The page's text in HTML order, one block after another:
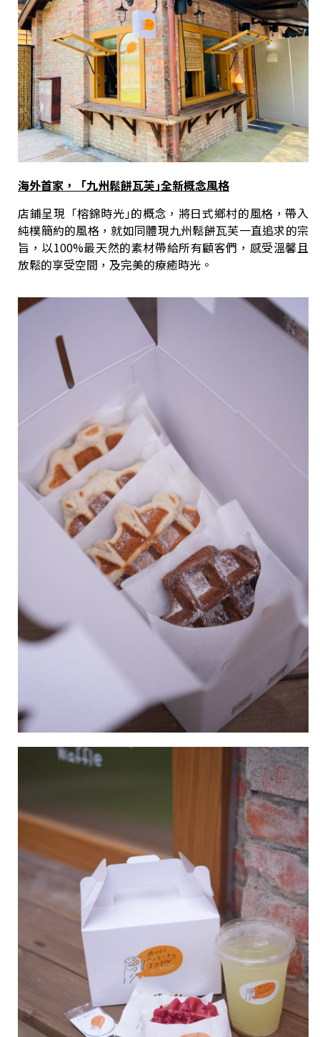
海外首家，「九州鬆餅瓦芙｣全新概念風格
店鋪呈現「榕錦時光｣的概念，將日式鄉村的風格，帶入
純樸簡約的風格，就如同體現九州鬆餅瓦芙一直追求的宗
旨，以100%最天然的素材帶給所有顧客們，感受溫馨且
放鬆的享受空間，及完美的療癒時光。